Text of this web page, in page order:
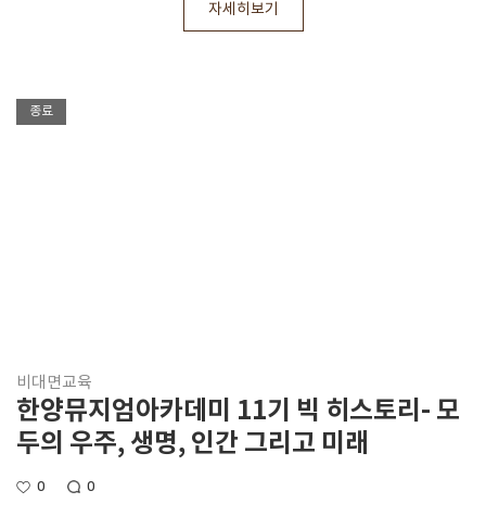
자세히보기
종료
비대면교육
한양뮤지엄아카데미 11기 빅 히스토리- 모
두의 우주, 생명, 인간 그리고 미래
0 0